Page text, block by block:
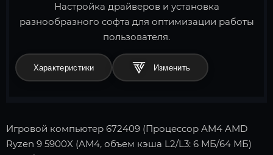
Настройка драйверов и установка
разнообразного софта для оптимизации работы
пользователя.
Характеристики
Игровой компьютер 672409 (Процессор AM4 AMD
Ryzen 9 5900X (AM4, объем кэша L2/L3: 6 МБ/64 МБ)